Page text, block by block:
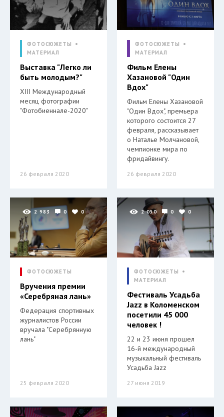
ФОТОСЮЖЕТЫ
МАТЕРИАЛ
Выставка "Легко ли
быть молодым?"
XIII Международный
месяц фотографии
"Фотобиеннале-2020"
26 февраля 2020
ФОТОСЮЖЕТЫ
МАТЕРИАЛ
Фильм Елены
Хазановой "Один
Вдох"
Фильм Елены Хазановой
"Один Вдох", премьера
которого состоится 27
февраля, рассказывает
о Наталье Молчановой,
чемпионке мира по
фридайвингу.
26 февраля 2020
2 983 0 0
ФОТОСЮЖЕТЫ
Вручения премии
«Серебряная лань»
Федерация спортивных
журналистов России
вручала "Серебрянную
лань"
25 февраля 2020
2 050 0 0
ФОТОСЮЖЕТЫ
МАТЕРИАЛ
Фестиваль Усадьба
Jazz в Коломенском
посетили 45 000
человек !
22 и 23 июня прошел
16-й международный
музыкальный фестиваль
Усадьба Jazz
27 июня 2019